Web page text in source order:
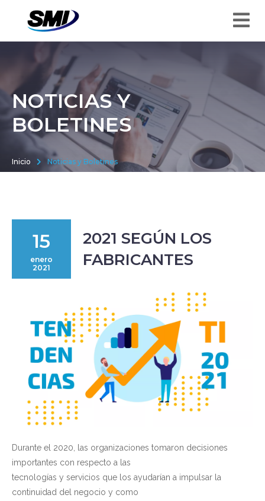
NOTICIAS Y
BOLETINES
Inicio Noticias y Boletines
15
enero
2021
2021 SEGÚN LOS
FABRICANTES
Durante el 2020, las organizaciones tomaron decisiones
importantes con respecto a las
tecnologías y servicios que los ayudarían a impulsar la
continuidad del negocio y como